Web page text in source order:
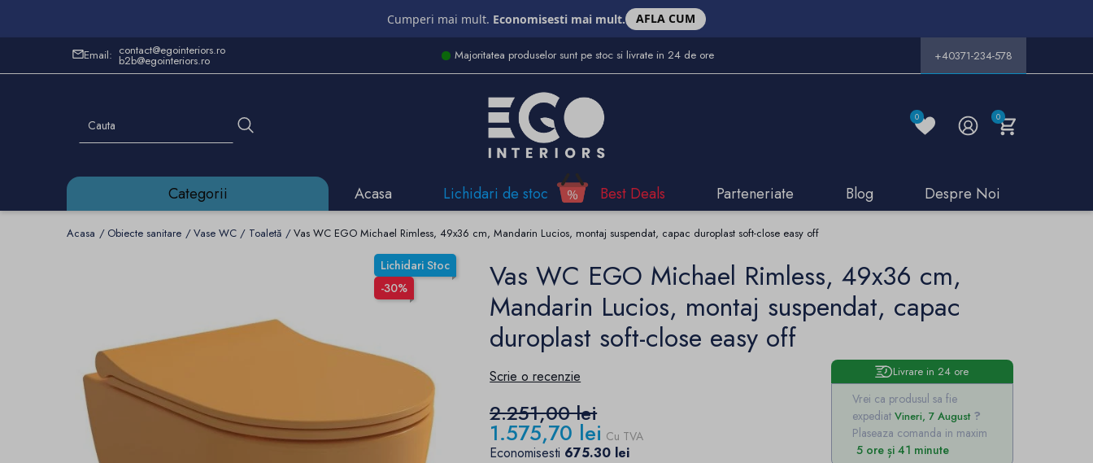
Cumperi mai mult. Economisesti mai mult. AFLA CUM
Email: contact@egointeriors.ro
b2b@egointeriors.ro Majoritatea produselor sunt pe stoc si livrate in 24 de ore +40371-234-578
0 0
Categorii Acasa Lichidari de stoc Best Deals Parteneriate Blog Despre Noi
Acasa Obiecte sanitare Vase WC / Toaletă Vas WC EGO Michael Rimless, 49x36 cm, Mandarin Lucios, montaj suspendat, capac duroplast soft-close easy off
Lichidari Stoc
-30%
Vas WC EGO Michael Rimless, 49x36 cm,
Mandarin Lucios, montaj suspendat, capac
duroplast soft-close easy off
Livrare in 24 ore
Vrei ca produsul sa fie
expediat Vineri, 7 August
Plaseaza comanda in maxim
5 ore și 41 minute
Scrie o recenzie
2.251,00 lei
1.575,70 lei Cu TVA
Economisesti 675.30 lei